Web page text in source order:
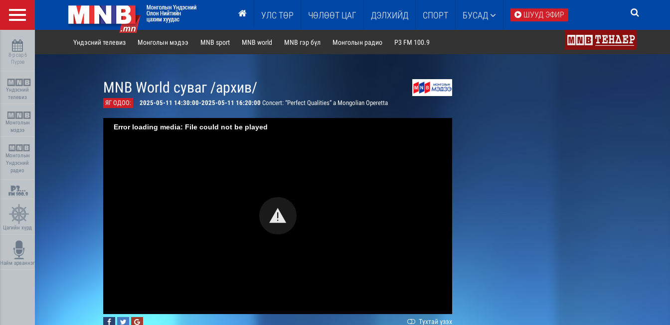
УЛС ТӨР ЧӨЛӨӨТ ЦАГ ДЭЛХИЙД СПОРТ БУСАД ШУУД ЭФИР
8-р сар 6
Пүрэв
Үндэсний
телевиз
Монголын
мэдээ
Монголын
Үндэсний
радио
Цагийн хүрд
Найм арваннэг
Үндэсний телевиз Монголын мэдээ MNB sport MNB world MNB гэр бүл Монголын радио P3 FM 100.9
MNB World суваг /архив/
ЯГ ОДОО: 2025-05-11 14:30:00-2025-05-11 16:20:00 Concert: “Perfect Qualities” a Mongolian Operetta
Error loading media: File could not be played
Тухтай үзэх